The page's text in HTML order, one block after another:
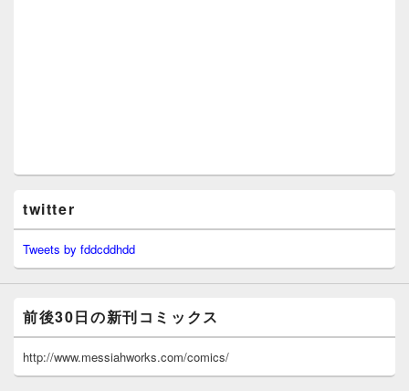
twitter
Tweets by fddcddhdd
前後30日の新刊コミックス
http://www.messiahworks.com/comics/